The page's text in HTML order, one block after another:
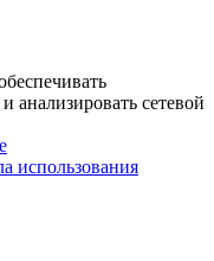
анализировать сетевой
использования